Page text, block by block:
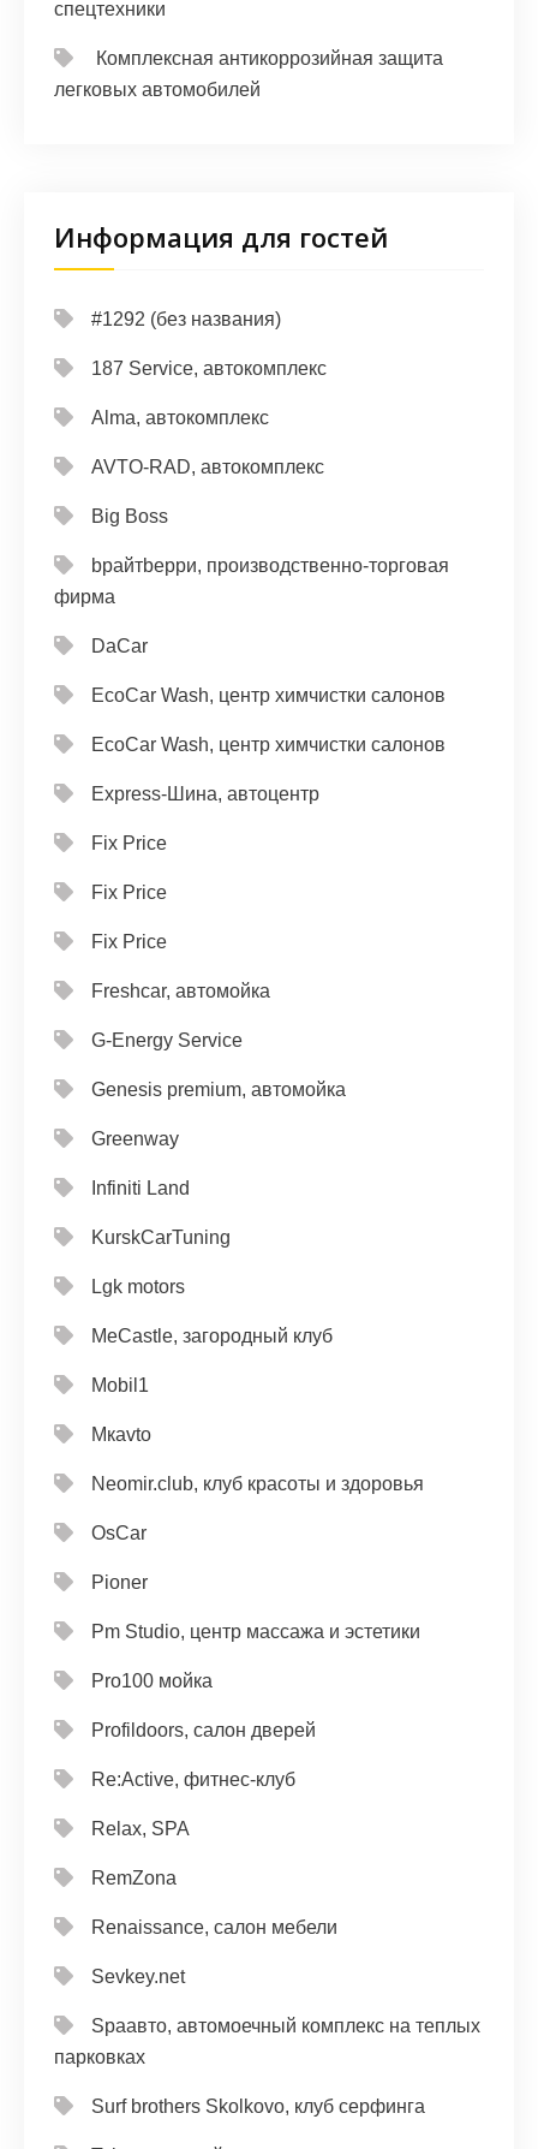
спецтехники
Комплексная антикоррозийная защита
легковых автомобилей
Информация для гостей
#1292 (без названия)
187 Service, автокомплекс
Alma, автокомплекс
AVTO-RAD, автокомплекс
Big Boss
bрайтbерри, производственно-торговая
фирма
DaCar
EcoCar Wash, центр химчистки салонов
EcoCar Wash, центр химчистки салонов
Express-Шина, автоцентр
Fix Price
Fix Price
Fix Price
Freshcar, автомойка
G-Energy Service
Genesis premium, автомойка
Greenway
Infiniti Land
KurskCarTuning
Lgk motors
MeCastle, загородный клуб
Mobil1
Mкavto
Neomir.club, клуб красоты и здоровья
OsCar
Pioner
Pm Studio, центр массажа и эстетики
Pro100 мойка
Profildoors, салон дверей
Re:Active, фитнес-клуб
Relax, SPA
RemZona
Renaissance, салон мебели
Sevkey.net
Spaавто, автомоечный комплекс на теплых
парковках
Surf brothers Skolkovo, клуб серфинга